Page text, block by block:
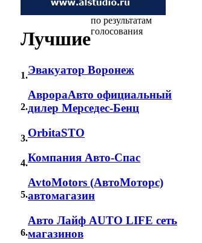
Лучшие
по результатам
голосования
1.Эвакуатор Воронеж
2.
АврораАвто официальный
дилер Мерседес-Бенц
3.OrbitaSTO
4.Компания Авто-Спас
5.
AvtoMotors (АвтоМоторс)
автомагазин
6.
Авто Лайф AUTO LIFE сеть
магазинов